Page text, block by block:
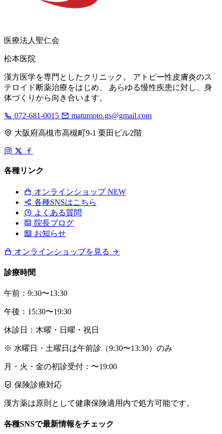
医療法人聖仁会
松本医院
漢方医学を専門としたクリニック。 アトピー性皮膚炎のス
テロイド断薬治療をはじめ、 あらゆる慢性疾患に対し、身
体づくりから向き合います。
072-681-0015 matumoto.gs@gmail.com
大阪府高槻市高槻町9-1 栗田ビル2階
各種リンク
オンラインショップ NEW
各種SNSはこちら
よくある質問
院長ブログ
お知らせ
オンラインショップを見る
診療時間
午前：9:30〜13:30
午後：15:30〜19:30
休診日：木曜・日曜・祝日
※ 水曜日・土曜日は午前診（9:30〜13:30）のみ
月・火・金の初診受付：〜19:00
保険診療対応
漢方薬は原則として健康保険適用内で処方可能です。
各種SNSで最新情報をチェック